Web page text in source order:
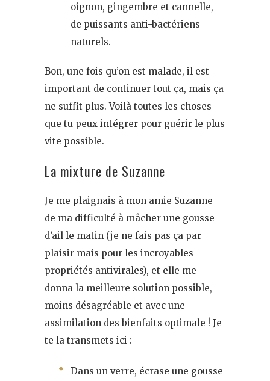
oignon, gingembre et cannelle,
de puissants anti-bactériens
naturels.
Bon, une fois qu’on est malade, il est
important de continuer tout ça, mais ça
ne suffit plus. Voilà toutes les choses
que tu peux intégrer pour guérir le plus
vite possible.
La mixture de Suzanne
Je me plaignais à mon amie Suzanne
de ma difficulté à mâcher une gousse
d’ail le matin (je ne fais pas ça par
plaisir mais pour les incroyables
propriétés antivirales), et elle me
donna la meilleure solution possible,
moins désagréable et avec une
assimilation des bienfaits optimale ! Je
te la transmets ici :
Dans un verre, écrase une gousse